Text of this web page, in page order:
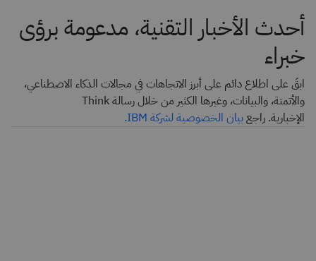
أحدث الأخبار التقنية، مدعومة برؤى
خبراء
ابقَ على اطلاع دائم على أبرز الاتجاهات في مجالات الذكاء الاصطناعي،
والأتمتة، والبيانات، وغيرها الكثير من خلال رسالة Think
الإخبارية. راجعبيان الخصوصية لشركة IBM.